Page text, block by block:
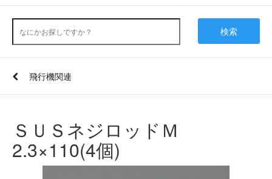
検索
飛行機関連
ＳＵＳネジロッドＭ
2.3×110(4個)